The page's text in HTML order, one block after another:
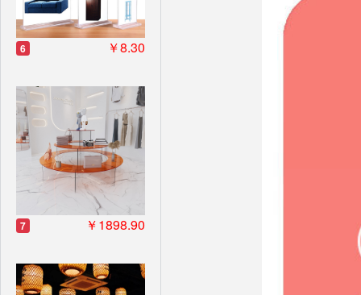
6 ￥8.30
7 ￥1898.90